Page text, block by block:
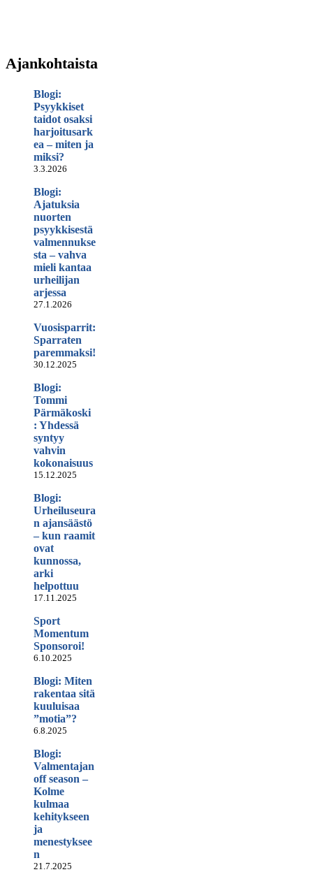
Ajankohtaista
Blogi:
Psyykkiset
taidot osaksi
harjoitusark
ea – miten ja
miksi?
3.3.2026
Blogi:
Ajatuksia
nuorten
psyykkisestä
valmennukse
sta – vahva
mieli kantaa
urheilijan
arjessa
27.1.2026
Vuosisparrit:
Sparraten
paremmaksi!
30.12.2025
Blogi:
Tommi
Pärmäkoski
: Yhdessä
syntyy
vahvin
kokonaisuus
15.12.2025
Blogi:
Urheiluseura
n ajansäästö
– kun raamit
ovat
kunnossa,
arki
helpottuu
17.11.2025
Sport
Momentum
Sponsoroi!
6.10.2025
Blogi: Miten
rakentaa sitä
kuuluisaa
”motia”?
6.8.2025
Blogi:
Valmentajan
off season –
Kolme
kulmaa
kehitykseen
ja
menestyksee
n
21.7.2025